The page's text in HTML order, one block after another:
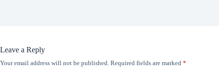
Leave a Reply
Your email address will not be published. Required fields are marked *